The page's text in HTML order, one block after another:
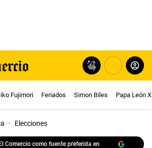
Fujimori Feriados Simon Biles Papa León
· Elecciones
Comercio como fuente preferida en